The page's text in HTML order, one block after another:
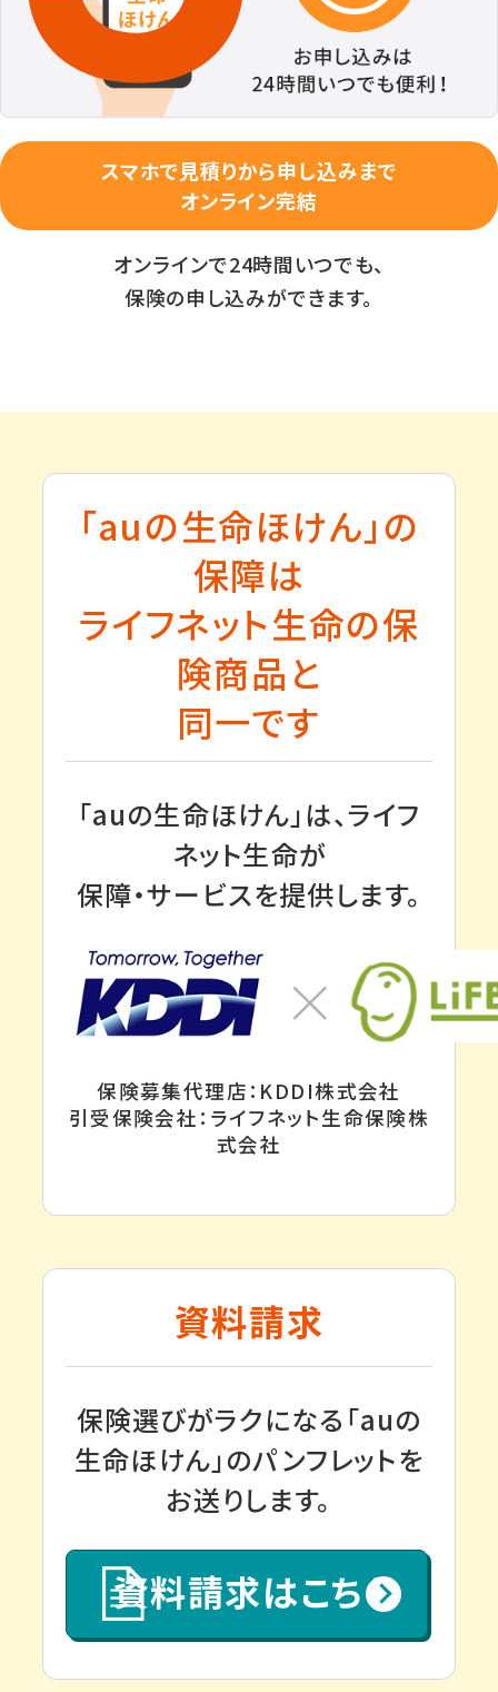
スマホで見積りから申し込みまで
オンライン完結
オンラインで24時間いつでも、
保険の申し込みができます。
「auの生命ほけん」の
保障は
ライフネット生命の保
険商品と
同一です
「auの生命ほけん」は、ライフ
ネット生命が
保障・サービスを提供します。
保険募集代理店：KDDI株式会社
引受保険会社：ライフネット生命保険株
式会社
資料請求
保険選びがラクになる「auの
生命ほけん」のパンフレットを
お送りします。
資料請求はこちら